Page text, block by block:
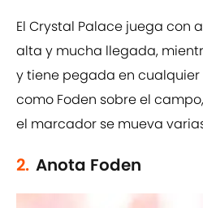
El Crystal Palace juega con
alta y mucha llegada,
y tiene pegada en
como Foden sobre el
el marcador se mueva
2. Anota Foden